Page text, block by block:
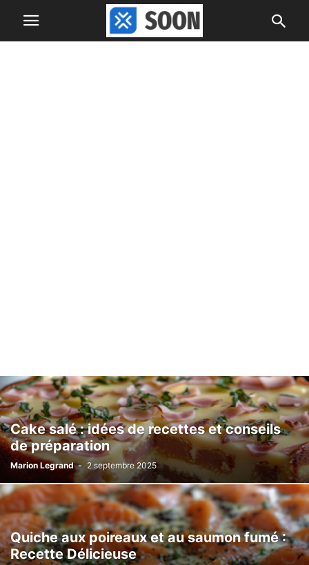
Cake salé : idées de recettes et conseils
de préparation
Marion Legrand - 2 septembre 2025
Quiche aux poireaux et au saumon fumé :
Recette Délicieuse